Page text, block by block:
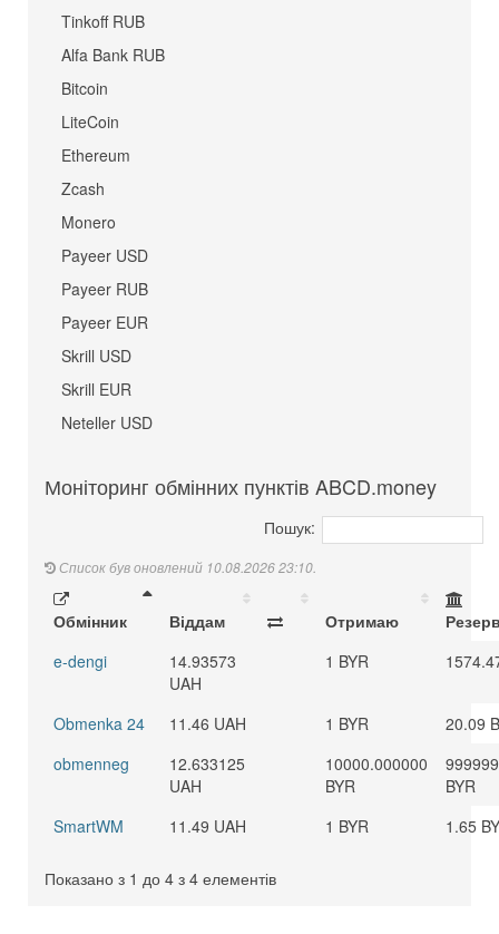
Tinkoff RUB
Alfa Bank RUB
Bitcoin
LiteCoin
Ethereum
Zcash
Monero
Payeer USD
Payeer RUB
Payeer EUR
Skrill USD
Skrill EUR
Neteller USD
Моніторинг обмінних пунктів ABCD.money
Пошук:
Список був оновлений 10.08.2026 23:10.
Обмінник Віддам Отримаю
e-dengi
14.93573
UAH
1 BYR
Obmenka 24 11.46 UAH 1 BYR
20.09
obmenneg
12.633125
UAH
10000.000000
BYR
BYR
SmartWM
11.49 UAH 1 BYR 1.65
Показано з 1 до 4 з 4 елементів